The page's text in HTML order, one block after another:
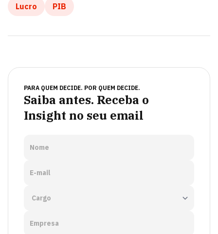
Lucro PIB
PARA QUEM DECIDE. POR QUEM DECIDE.
Saiba antes. Receba o
Insight no seu email
Nome
E-mail
Empresa